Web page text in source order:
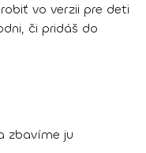
vo verzii pre deti
či pridáš do
zbavíme ju